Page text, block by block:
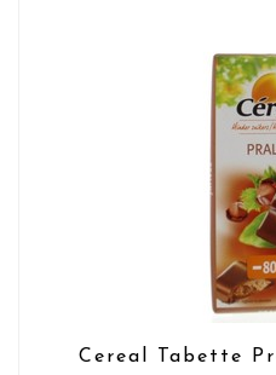
Cereal Tabette